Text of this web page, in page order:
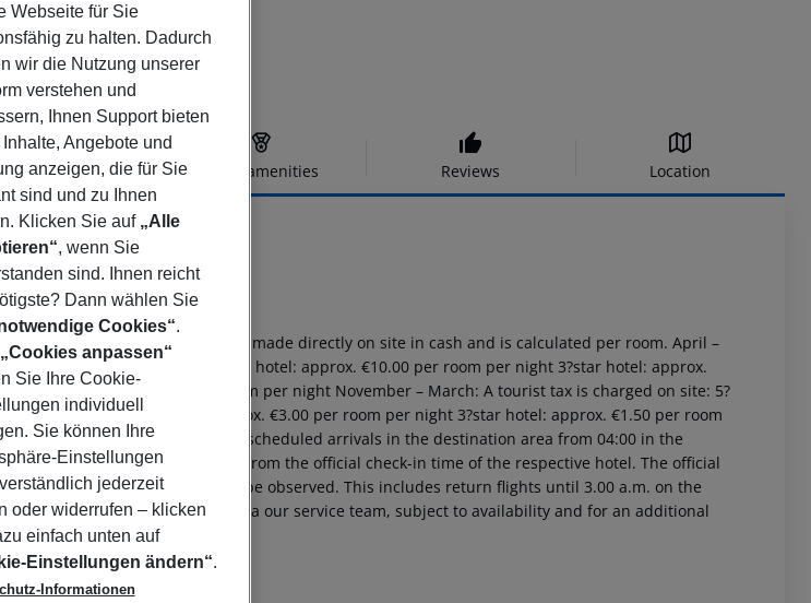
description Hotel amenities Reviews Location
is charged in Greece. Payment is made directly on site in cash and is calculated per room. April –
€15.00 per room per night 4?star hotel: approx. €10.00 per room per night 3?star hotel: approx.
hotel: approx. €2.00 per room per night November – March: A tourist tax is charged on site: 5?
per night4?star hotel: approx. €3.00 per room per night 3?star hotel: approx. €1.50 per room
€0.50 per room per night
For scheduled arrivals in the destination area from 04:00 in the
available on the day of arrival from the official check-in time of the respective hotel. The official
the day of departure must also be observed. This includes return flights until 3.00 a.m. on the
late check-out can be booked via our service team, subject to availability and for an additional
Webseite für Sie
zu halten. Dadurch
wir die Nutzung unserer
verstehen und
Ihnen Support bieten
Angebote und
anzeigen, die für Sie
sind und zu Ihnen
Klicken Sie auf „Alle
, wenn Sie
sind. Ihnen reicht
Dann wählen Sie
Cookies“.
„Cookies anpassen“
Sie Ihre Cookie-
individuell
Sie können Ihre
Einstellungen
jederzeit
oder widerrufen – klicken
einfach unten auf
Einstellungen ändern“.
Informationen